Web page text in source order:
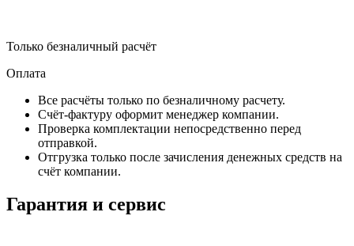
Только безналичный расчёт
Оплата
Все расчёты только по безналичному расчету.
Счёт-фактуру оформит менеджер компании.
Проверка комплектации непосредственно перед
отправкой.
Отгрузка только после зачисления денежных средств на
счёт компании.
Гарантия и сервис